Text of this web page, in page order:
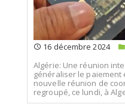
16 décembre 2024
Algérie: Une réunion
généraliser le paiement
nouvelle réunion de
regroupé, ce lundi, à